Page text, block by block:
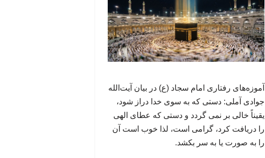
آموزه‌های رفتاری امام سجاد (ع) در بیان آیت‌الله
جوادی آملی: دستی که به سوی خدا دراز شود،
یقیناً خالی بر نمی گردد و دستی که عطای الهی
را دریافت کرد، گرامی است، لذا خوب است آن
را به صورت یا به سر بکشد.